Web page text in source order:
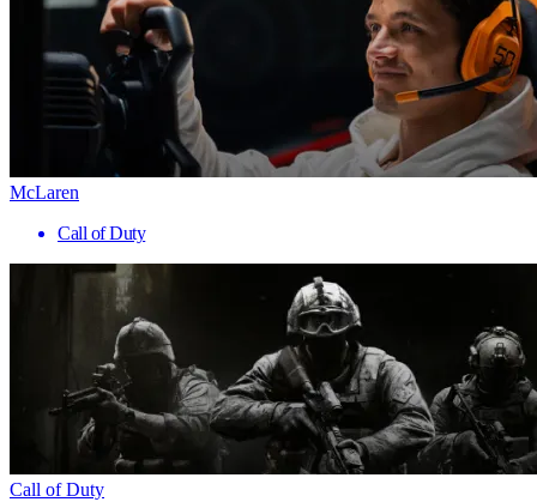
McLaren
Call of Duty
Call of Duty